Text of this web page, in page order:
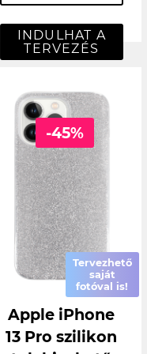
INDULHAT A
TERVEZÉS
-45%
Tervezhető
saját
fotóval is!
Apple iPhone
13 Pro szilikon